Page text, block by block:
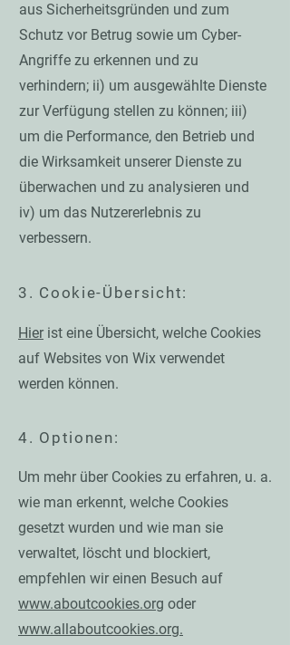
aus Sicherheitsgründen und zum
Schutz vor Betrug sowie um Cyber-
Angriffe zu erkennen und zu
verhindern; ii) um ausgewählte Dienste
zur Verfügung stellen zu können; iii)
um die Performance, den Betrieb und
die Wirksamkeit unserer Dienste zu
überwachen und zu analysieren und
iv) um das Nutzererlebnis zu
verbessern.
3. Cookie-Übersicht:
Hier ist eine Übersicht, welche Cookies
auf Websites von Wix verwendet
werden können.
4. Optionen:
Um mehr über Cookies zu erfahren, u. a.
wie man erkennt, welche Cookies
gesetzt wurden und wie man sie
verwaltet, löscht und blockiert,
empfehlen wir einen Besuch auf
www.aboutcookies.org oder
www.allaboutcookies.org.